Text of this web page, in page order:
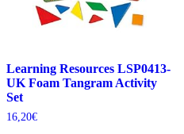
Learning Resources LSP0413-
UK Foam Tangram Activity
Set
16,20€